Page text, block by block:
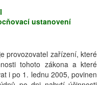
ustanovení
provozovatel zařízení, které
tohoto zákona a které
i po 1. lednu 2005, povinen